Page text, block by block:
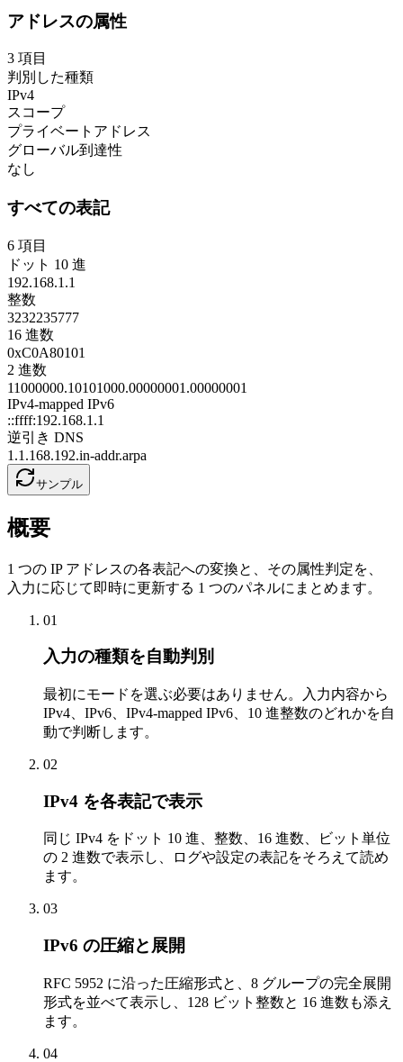
アドレスの属性
3 項目
判別した種類
IPv4
スコープ
プライベートアドレス
グローバル到達性
なし
すべての表記
6 項目
ドット 10 進
192.168.1.1
整数
3232235777
16 進数
0xC0A80101
2 進数
11000000.10101000.00000001.00000001
IPv4-mapped IPv6
::ffff:192.168.1.1
逆引き DNS
1.1.168.192.in-addr.arpa
サンプル
概要
1 つの IP アドレスの各表記への変換と、その属性判定を、
入力に応じて即時に更新する 1 つのパネルにまとめます。
01
入力の種類を自動判別
最初にモードを選ぶ必要はありません。入力内容から
IPv4、IPv6、IPv4-mapped IPv6、10 進整数のどれかを自
動で判断します。
02
IPv4 を各表記で表示
同じ IPv4 をドット 10 進、整数、16 進数、ビット単位
の 2 進数で表示し、ログや設定の表記をそろえて読め
ます。
03
IPv6 の圧縮と展開
RFC 5952 に沿った圧縮形式と、8 グループの完全展開
形式を並べて表示し、128 ビット整数と 16 進数も添え
ます。
04